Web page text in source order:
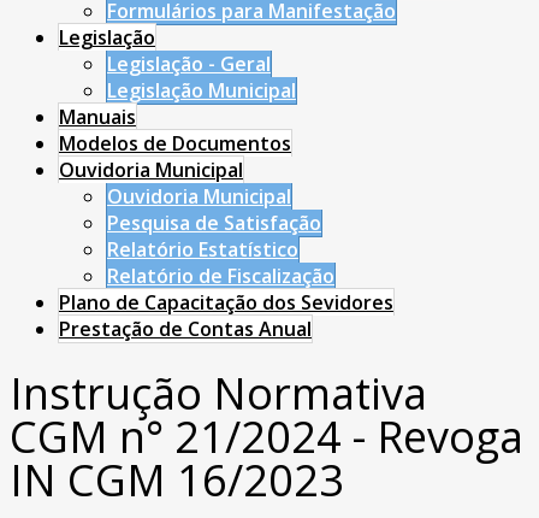
Formulários para Manifestação
Legislação
Legislação - Geral
Legislação Municipal
Manuais
Modelos de Documentos
Ouvidoria Municipal
Ouvidoria Municipal
Pesquisa de Satisfação
Relatório Estatístico
Relatório de Fiscalização
Plano de Capacitação dos Sevidores
Prestação de Contas Anual
Instrução Normativa
CGM n° 21/2024 - Revoga
IN CGM 16/2023